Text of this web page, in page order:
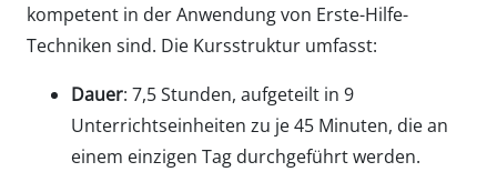
kompetent in der Anwendung von Erste-Hilfe-
Techniken sind. Die Kursstruktur umfasst:
Dauer: 7,5 Stunden, aufgeteilt in 9
Unterrichtseinheiten zu je 45 Minuten, die an
einem einzigen Tag durchgeführt werden.